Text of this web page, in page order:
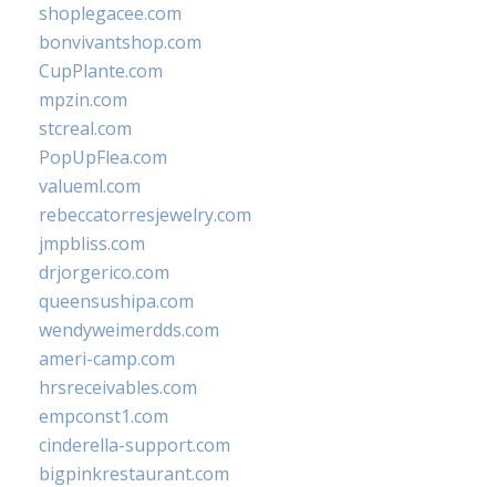
shoplegacee.com
bonvivantshop.com
CupPlante.com
mpzin.com
stcreal.com
PopUpFlea.com
valueml.com
rebeccatorresjewelry.com
jmpbliss.com
drjorgerico.com
queensushipa.com
wendyweimerdds.com
ameri-camp.com
hrsreceivables.com
empconst1.com
cinderella-support.com
bigpinkrestaurant.com